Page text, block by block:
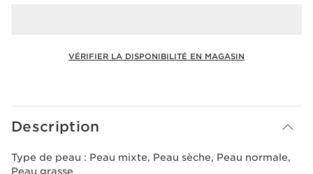
VÉRIFIER LA DISPONIBILITÉ EN MAGASIN
Description
Type de peau : Peau mixte, Peau sèche, Peau normale,
Peau grasse